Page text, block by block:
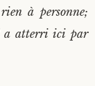
à personne;
a atterri ici par